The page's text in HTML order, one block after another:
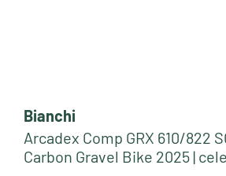
Bianchi
Arcadex Comp GRX 610/822
Carbon Gravel Bike 2025 |